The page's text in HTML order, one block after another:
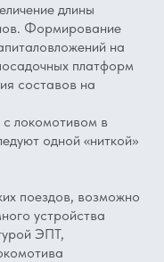
длины
Формирование
на
платформ
составов на
локомотивом в
одной «ниткой»
поездов, возможно
устройства
ЭПТ,